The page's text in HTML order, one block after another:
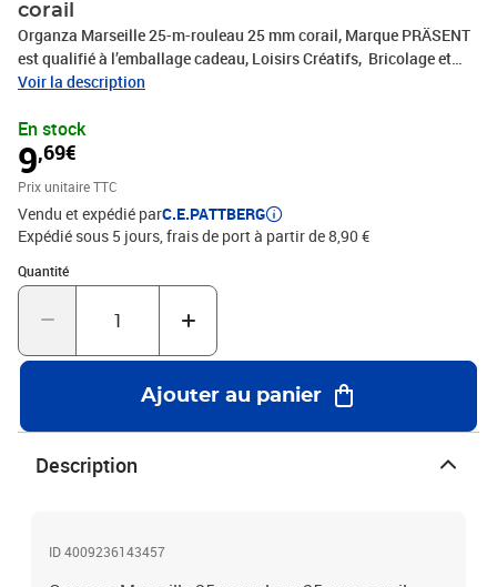
corail
Organza Marseille 25-m-rouleau 25 mm corail, Marque PRÄSENT
est qualifié à l’emballage cadeau, Loisirs Créatifs, Bricolage et
tous vos projets DIY. Le ruban décoratif est produit en Allemagne
cadeau est parfait pour les différents thèmes de commerces et
occasions, comme Noël, anniversaire, mariage, Saint-Valentin ou
Pâques. Laissez-vous inspirer de la diversité de produits de
C.E.PATTBERG et constatez par vous-même les nombreux
avantages de la qualité fabriqué en Allemagne.
Voir la description
En stock
9,69€
Prix unitaire TTC
Vendu et expédié parC.E.PATTBERG
Expédié sous 5 jours, frais de port à partir de 8,90 €
Quantité
Quantité : 1
Ajouter au panier
Description
ID 4009236143457